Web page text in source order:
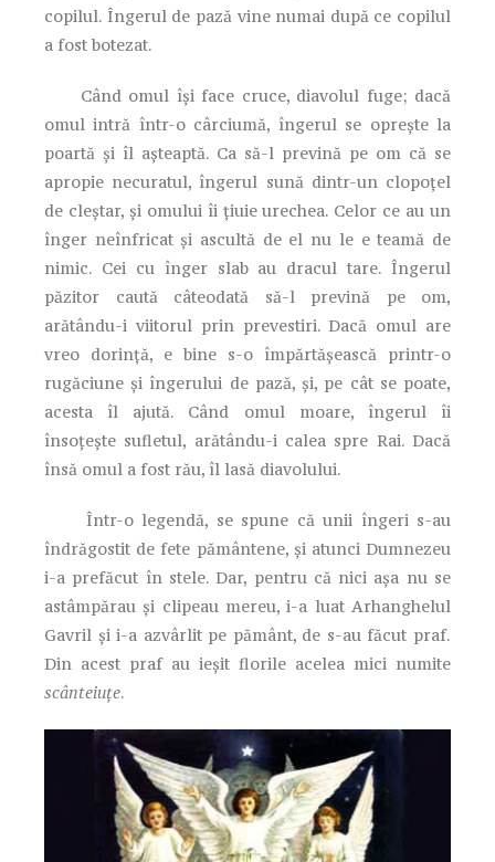
copilul. Îngerul de pază vine numai după ce copilul
a fost botezat.
Când omul îşi face cruce, diavolul fuge; dacă
omul intră într-o cârciumă, îngerul se opreşte la
poartă şi îl aşteaptă. Ca să-l prevină pe om că se
apropie necuratul, îngerul sună dintr-un clopoţel
de cleştar, şi omului îi ţiuie urechea. Celor ce au un
înger neînfricat şi ascultă de el nu le e teamă de
nimic. Cei cu înger slab au dracul tare. Îngerul
păzitor caută câteodată să-l prevină pe om,
arătându-i viitorul prin prevestiri. Dacă omul are
vreo dorinţă, e bine s-o împărtăşească printr-o
rugăciune şi îngerului de pază, şi, pe cât se poate,
acesta îl ajută. Când omul moare, îngerul îi
însoţeşte sufletul, arătându-i calea spre Rai. Dacă
însă omul a fost rău, îl lasă diavolului.
Într-o legendă, se spune că unii îngeri s-au
îndrăgostit de fete pământene, şi atunci Dumnezeu
i-a prefăcut în stele. Dar, pentru că nici aşa nu se
astâmpărau şi clipeau mereu, i-a luat Arhanghelul
Gavril şi i-a azvârlit pe pământ, de s-au făcut praf.
Din acest praf au ieşit florile acelea mici numite
scânteiuţe.